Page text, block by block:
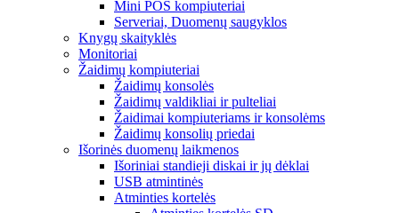
Mini POS kompiuteriai
Serveriai, Duomenų saugyklos
Knygų skaityklės
Monitoriai
Žaidimų kompiuteriai
Žaidimų konsolės
Žaidimų valdikliai ir pulteliai
Žaidimai kompiuteriams ir konsolėms
Žaidimų konsolių priedai
Išorinės duomenų laikmenos
Išoriniai standieji diskai ir jų dėklai
USB atmintinės
Atminties kortelės